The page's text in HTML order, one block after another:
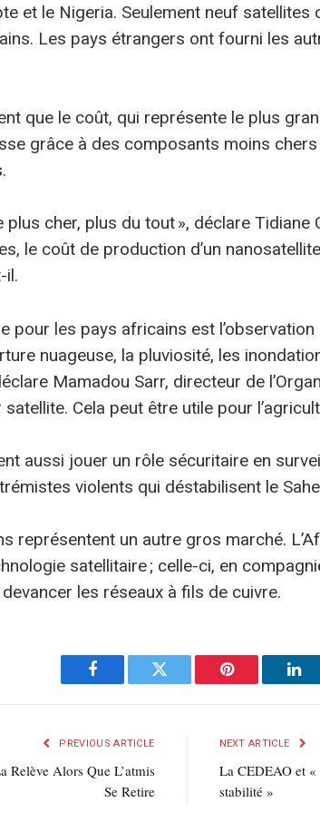
et le Nigeria. Seulement neuf
Les pays étrangers ont fourni les
que le coût, qui représente le plus
grâce à des composants moins
plus cher, plus du tout », déclare
le coût de production d’un
il.
pour les pays africains est
nuageuse, la pluviosité, les
Mamadou Sarr, directeur de
Cela peut être utile pour
aussi jouer un rôle sécuritaire en
violents qui déstabilisent le
représentent un autre gros marché.
satellitaire ; celle-ci, en
devancer les réseaux à fils de cuivre.
Facebook Twitter Pinterest
PREVIOUS ARTICLE
Relève Alors Que L’atmis
Se Retire
NEXT ARTICLE
La CEDEAO et
stabilité »